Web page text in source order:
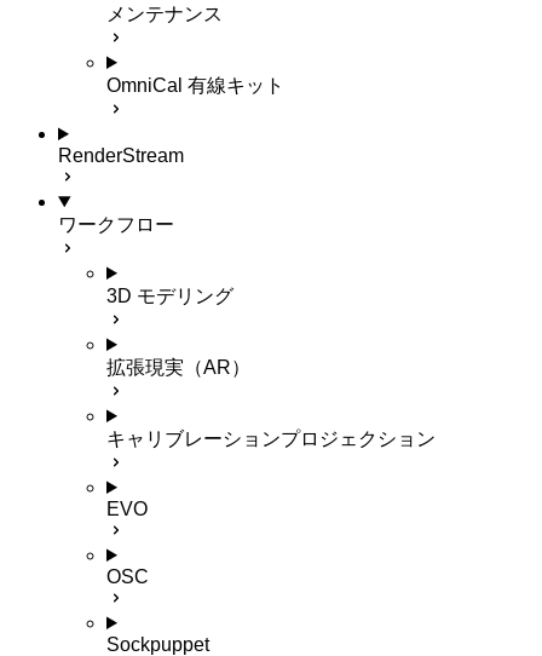
メンテナンス
OmniCal 有線キット
RenderStream
ワークフロー
3D モデリング
拡張現実（AR）
キャリブレーションプロジェクション
EVO
OSC
Sockpuppet